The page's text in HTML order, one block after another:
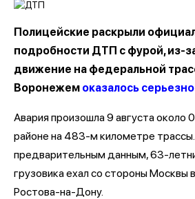
Полицейские раскрыли
подробности ДТП с фурой, из-
движение на федеральной
Воронежем оказалось
Авария произошла 9 августа около
районе на 483-м километре
предварительным данным, 63-
грузовика ехал со стороны Москвы
Ростова-на-Дону.